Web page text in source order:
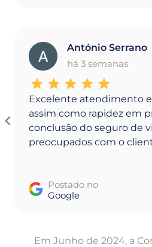
A
António Serrano
há 3 semanas
Excelente atendimento
assim como rapidez em
conclusão do seguro de
preocupados com o
Postado no
Google
Em Junho de 2024, a